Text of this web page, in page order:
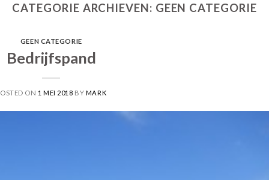
CATEGORIE ARCHIEVEN: GEEN CATEGORIE
GEEN CATEGORIE
Bedrijfspand
ON 1 MEI 2018 BY MARK